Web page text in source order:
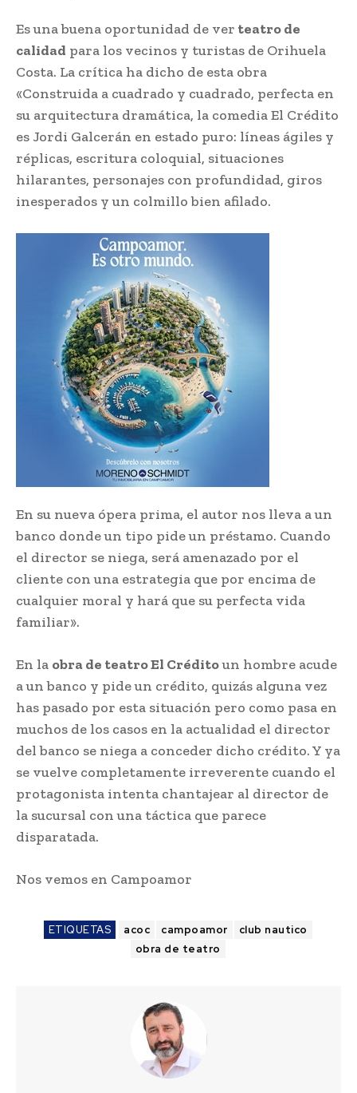
Es una buena oportunidad de ver teatro de
calidad para los vecinos y turistas de Orihuela
Costa. La crítica ha dicho de esta obra
«Construida a cuadrado y cuadrado, perfecta en
su arquitectura dramática, la comedia El Crédito
es Jordi Galcerán en estado puro: líneas ágiles y
réplicas, escritura coloquial, situaciones
hilarantes, personajes con profundidad, giros
inesperados y un colmillo bien afilado.
En su nueva ópera prima, el autor nos lleva a un
banco donde un tipo pide un préstamo. Cuando
el director se niega, será amenazado por el
cliente con una estrategia que por encima de
cualquier moral y hará que su perfecta vida
familiar».
En la obra de teatro El Créditoun hombre acude
a un banco y pide un crédito, quizás alguna vez
has pasado por esta situación pero como pasa en
muchos de los casos en la actualidad el director
del banco se niega a conceder dicho crédito. Y ya
se vuelve completamente irreverente cuando el
protagonista intenta chantajear al director de
la sucursal con una táctica que parece
disparatada.
Nos vemos en Campoamor
ETIQUETAS acoc campoamor
club nautico
obra de teatro